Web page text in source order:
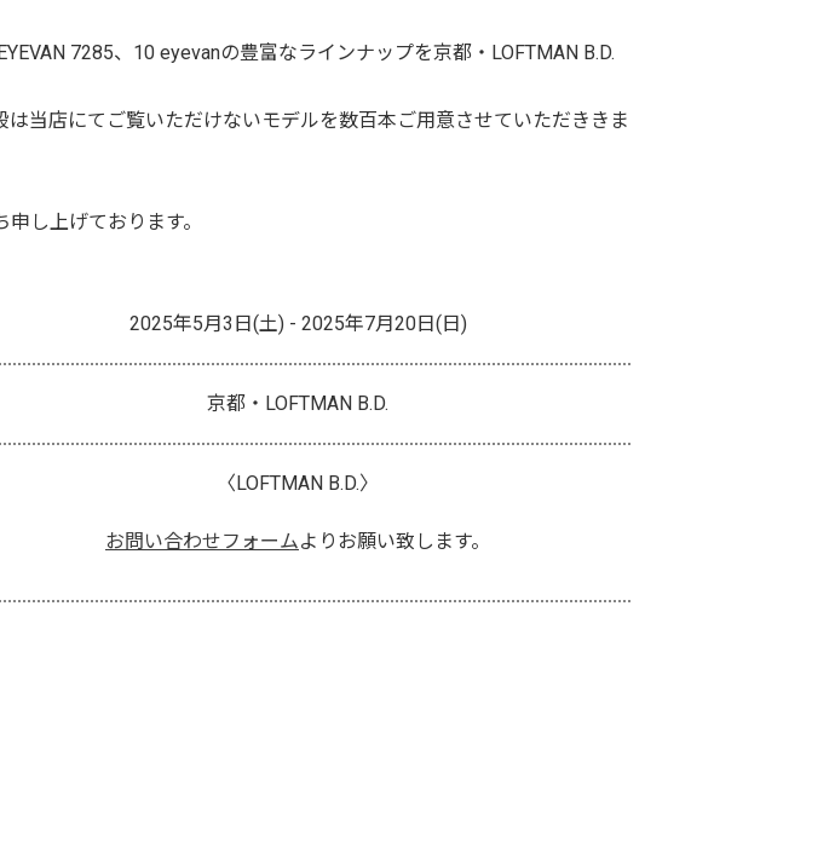
7285、10 eyevanの豊富なラインナップを京都・LOFTMAN B.D.
当店にてご覧いただけないモデルを数百本ご用意させていただききま
し上げております。
2025年5月3日(土) - 2025年7月20日(日)
京都・LOFTMAN B.D.
〈LOFTMAN B.D.〉
お問い合わせフォームよりお願い致します。